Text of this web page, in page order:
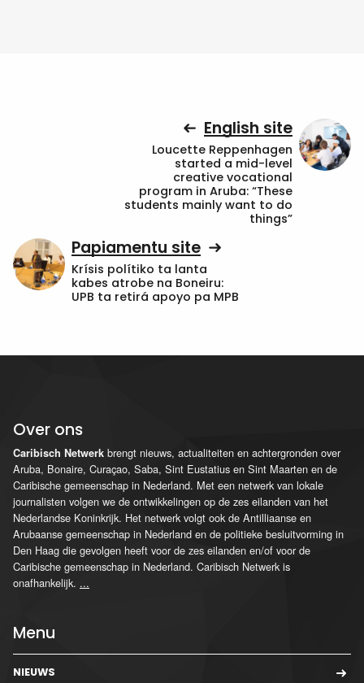
English site
Loucette Reppenhagen
started a mid-level
creative vocational
program in Aruba: “These
students mainly want to do
things”
Papiamentu site
Krísis polítiko ta lanta
kabes atrobe na Boneiru:
UPB ta retirá apoyo pa MPB
Over ons
Caribisch Netwerk brengt nieuws, actualiteiten en achtergronden over
Aruba, Bonaire, Curaçao, Saba, Sint Eustatius en Sint Maarten en de
Caribische gemeenschap in Nederland. Met een netwerk van lokale
journalisten volgen we de ontwikkelingen op de zes eilanden van het
Nederlandse Koninkrijk. Het netwerk volgt ook de Antilliaanse en
Arubaanse gemeenschap in Nederland en de politieke besluitvorming in
Den Haag die gevolgen heeft voor de zes eilanden en/of voor de
Caribische gemeenschap in Nederland. Caribisch Netwerk is
onafhankelijk. ...
Menu
NIEUWS